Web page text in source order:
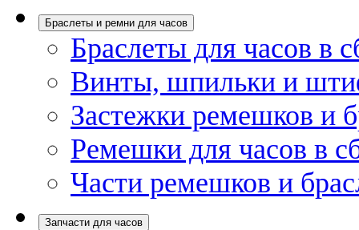
Браслеты и ремни для часов
Браслеты для часов в
Винты, шпильки и
Застежки ремешков и
Ремешки для часов в
Части ремешков и
Запчасти для часов